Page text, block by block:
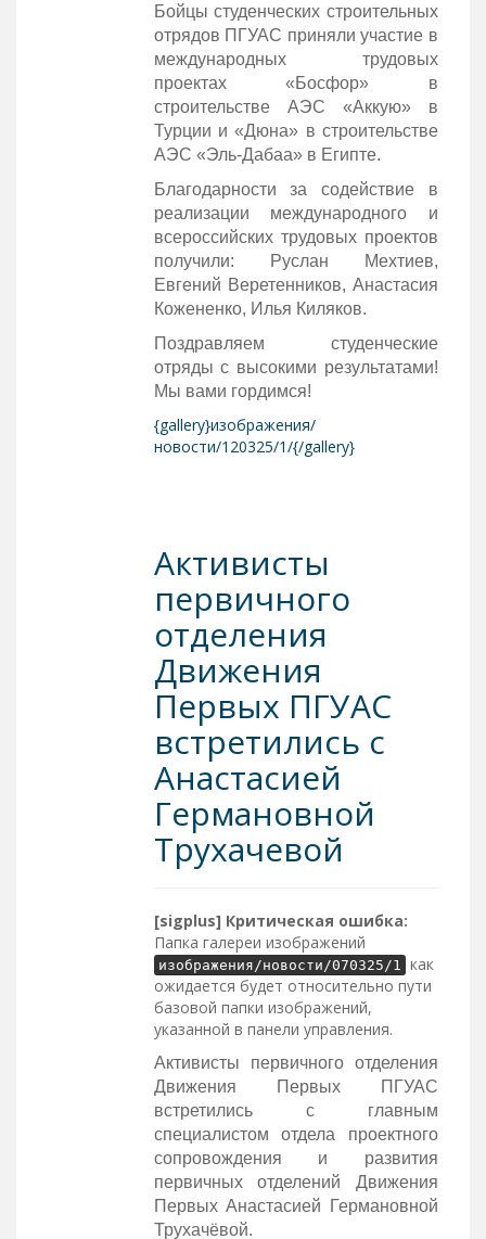
Бойцы студенческих строительных
отрядов ПГУАС приняли участие в
международных трудовых
проектах «Босфор» в
строительстве АЭС «Аккую» в
Турции и «Дюна» в строительстве
АЭС «Эль-Дабаа» в Египте.
Благодарности за содействие в
реализации международного и
всероссийских трудовых проектов
получили: Руслан Мехтиев,
Евгений Веретенников, Анастасия
Кожененко, Илья Киляков.
Поздравляем студенческие
отряды с высокими результатами!
Мы вами гордимся!
{gallery}изображения/
новости/120325/1/{/gallery}
Активисты
первичного
отделения
Движения
Первых ПГУАС
встретились с
Анастасией
Германовной
Трухачевой
[sigplus] Критическая ошибка:
Папка галереи изображений
изображения/новости/070325/1 как
ожидается будет относительно пути
базовой папки изображений,
указанной в панели управления.
Активисты первичного отделения
Движения Первых ПГУАС
встретились с главным
специалистом отдела проектного
сопровождения и развития
первичных отделений Движения
Первых Анастасией Германовной
Трухачёвой.